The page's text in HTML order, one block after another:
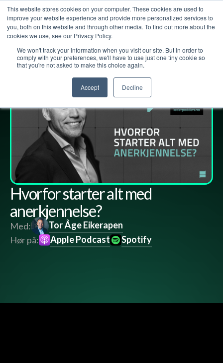
This website stores cookies on your computer. These cookies are used to
improve your website experience and provide more personalized services to
you, both on this website and through other media. To find out more about the
cookies we use, see our Privacy Policy.
We won't track your information when you visit our site. But in order to
comply with your preferences, we'll have to use just one tiny cookie so
that you're not asked to make this choice again.
Accept Decline
Lederpodden 7mai2021 66 Del
Hvorfor starter alt med
anerkjennelse?
Med:
Tor Åge Eikerapen
Hør på:
Apple Podcast Spotify